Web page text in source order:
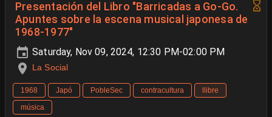
Presentación del Libro "Barricadas a Go-Go.
Apuntes sobre la escena musical japonesa de
1968-1977"
Saturday, Nov 09, 2024, 12:30 PM-02:00 PM
La Social
1968 Japó PobleSec contracultura
llibre
música